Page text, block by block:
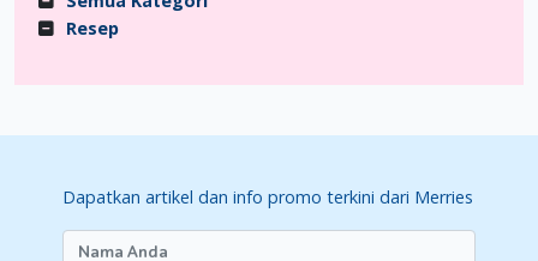
Resep
Dapatkan artikel dan info promo terkini dari Merries